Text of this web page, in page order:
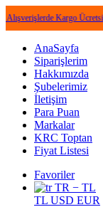
Kargo Ücretsiz! •
AnaSayfa
Siparişlerim
Hakkımızda
Şubelerimiz
İletişim
Para Puan
Markalar
KRC Toptan
Fiyat Listesi
Favoriler
TR − TL
TL USD EUR